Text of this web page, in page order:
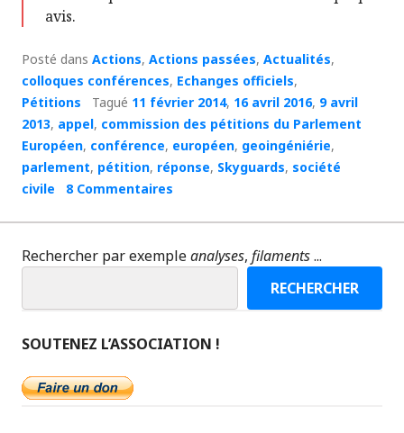
avis.
Posté dans Actions, Actions passées, Actualités,
colloques conférences, Echanges officiels,
Pétitions
Tagué 11 février 2014, 16 avril 2016, 9 avril
2013, appel, commission des pétitions du Parlement
Européen, conférence, européen, geoingéniérie,
parlement, pétition, réponse, Skyguards, société
civile
8 Commentaires
Rechercher par exempleanalyses, filaments...
RECHERCHER
SOUTENEZ L’ASSOCIATION !